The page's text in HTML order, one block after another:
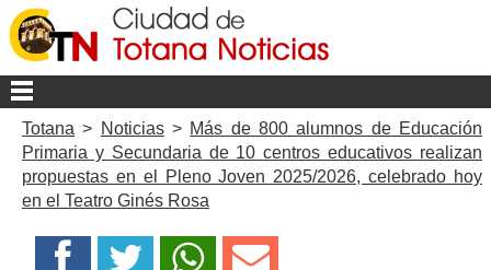
Totana > Noticias> Más de 800 alumnos de Educación
Primaria y Secundaria de 10 centros educativos realizan
propuestas en el Pleno Joven 2025/2026, celebrado hoy
en el Teatro Ginés Rosa